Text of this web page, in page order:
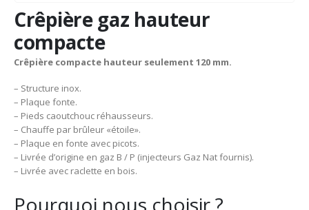
Crêpière gaz hauteur
compacte
Crêpière compacte hauteur seulement 120 mm.
– Structure inox.
– Plaque fonte.
– Pieds caoutchouc réhausseurs.
– Chauffe par brûleur «étoile».
– Plaque en fonte avec picots.
– Livrée d’origine en gaz B / P (injecteurs Gaz Nat fournis).
– Livrée avec raclette en bois.
Pourquoi nous choisir ?